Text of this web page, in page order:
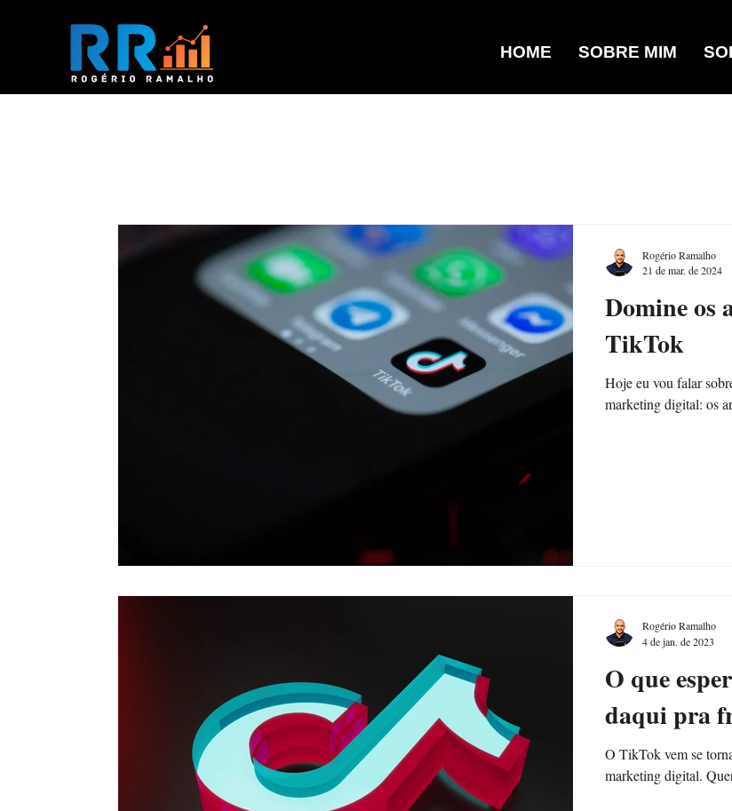
HOME SOBRE MIM
Domine os
TikTok
Hoje eu vou falar
marketing digital: os
Rogério Ramalho
21 de mar. de 2024
O que
daqui pra
O TikTok vem se
marketing digital.
Rogério Ramalho
4 de jan. de 2023